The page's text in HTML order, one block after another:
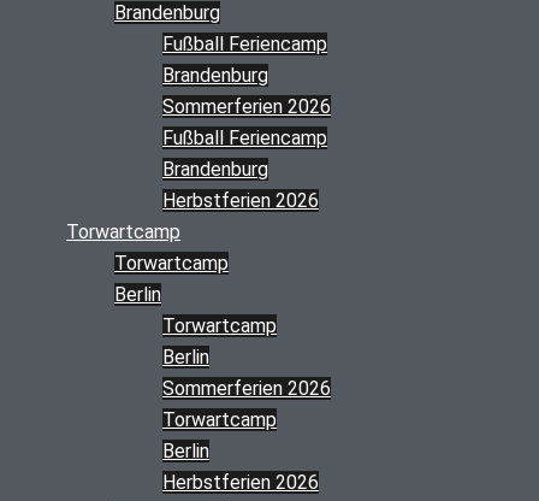
Brandenburg
Fußball Feriencamp
Brandenburg
Sommerferien 2026
Fußball Feriencamp
Brandenburg
Herbstferien 2026
Torwartcamp
Torwartcamp
Berlin
Torwartcamp
Berlin
Sommerferien 2026
Torwartcamp
Berlin
Herbstferien 2026